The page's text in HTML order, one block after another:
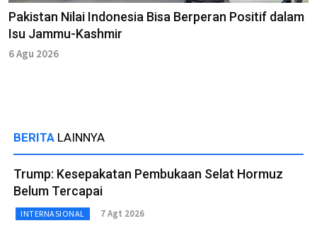
Pakistan Nilai Indonesia Bisa Berperan Positif dalam
Isu Jammu-Kashmir
6 Agu 2026
BERITA LAINNYA
Trump: Kesepakatan Pembukaan Selat Hormuz
Belum Tercapai
INTERNASIONAL 7 Agt 2026